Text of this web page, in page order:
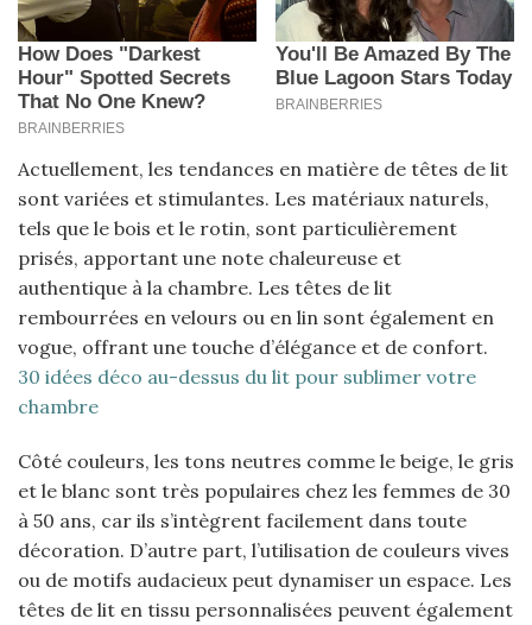
Actuellement, les tendances en matière de têtes de lit
sont variées et stimulantes. Les matériaux naturels,
tels que le bois et le rotin, sont particulièrement
prisés, apportant une note chaleureuse et
authentique à la chambre. Les têtes de lit
rembourrées en velours ou en lin sont également en
vogue, offrant une touche d’élégance et de confort.
30 idées déco au-dessus du lit pour sublimer votre
chambre
Côté couleurs, les tons neutres comme le beige, le gris
et le blanc sont très populaires chez les femmes de 30
à 50 ans, car ils s’intègrent facilement dans toute
décoration. D’autre part, l’utilisation de couleurs vives
ou de motifs audacieux peut dynamiser un espace. Les
têtes de lit en tissu personnalisées peuvent également